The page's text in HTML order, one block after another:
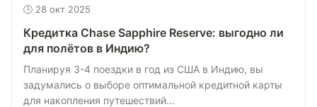
🕒 28 окт 2025
Кредитка Chase Sapphire Reserve: выгодно ли
для полётов в Индию?
Планируя 3-4 поездки в год из США в Индию, вы
задумались о выборе оптимальной кредитной карты
для накопления путешествий...